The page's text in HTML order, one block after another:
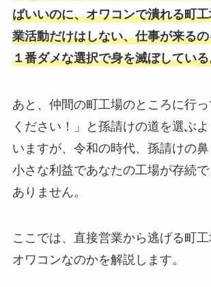
ばいいのに、オワコンで潰れる町
業活動だけはしない、仕事が来る
１番ダメな選択で身を滅ぼしてい
あと、仲間の町工場のところに行
ください！」と孫請けの道を選ぶ
いますが、令和の時代、孫請けの
小さな利益であなたの工場が存続
ありません。
ここでは、直接営業から逃げる町
オワコンなのかを解説します。